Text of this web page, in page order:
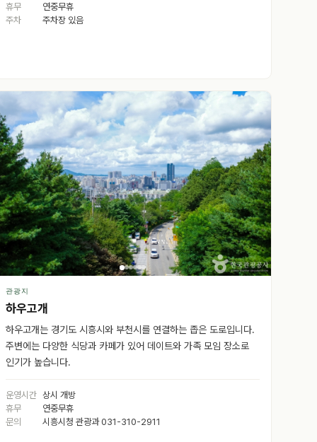
휴무
연중무휴
주차
주차장 있음
관광지
하우고개
하우고개는 경기도 시흥시와 부천시를 연결하는 좁은 도로입니다.
주변에는 다양한 식당과 카페가 있어 데이트와 가족 모임 장소로
인기가 높습니다.
운영시간 상시 개방
휴무
연중무휴
문의
시흥시청 관광과 031-310-2911